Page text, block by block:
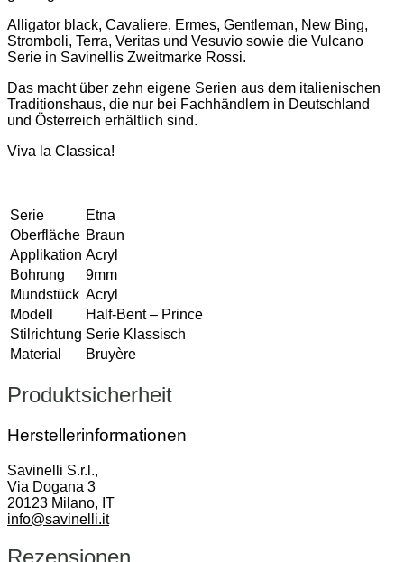
Alligator black, Cavaliere, Ermes, Gentleman, New Bing,
Stromboli, Terra, Veritas und Vesuvio sowie die Vulcano
Serie in Savinellis Zweitmarke Rossi.
Das macht über zehn eigene Serien aus dem italienischen
Traditionshaus, die nur bei Fachhändlern in Deutschland
und Österreich erhältlich sind.
Viva la Classica!
Serie
Etna
Oberfläche Braun
Applikation Acryl
Bohrung
9mm
Mundstück Acryl
Modell
Half-Bent – Prince
Stilrichtung Serie Klassisch
Material
Bruyère
Produktsicherheit
Herstellerinformationen
Savinelli S.r.l.,
Via Dogana 3
20123 Milano, IT
info@savinelli.it
Rezensionen